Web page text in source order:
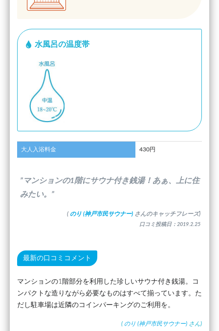
水風呂の温度帯
大人入浴料金 430円
”マンションの1階にサウナ付き銭湯！あぁ、上に住
みたい。”
( のり (神戸市民サウナー) さんのキャッチフレーズ)
口コミ投稿日：2019.2.25
最新の口コミコメント
マンションの1階部分を利用した珍しいサウナ付き銭湯。コ
ンパクトな造りながら必要なものはすべて揃っています。た
だし駐車場は近隣のコインパーキングのご利用を。
( のり (神戸市民サウナー) さん)